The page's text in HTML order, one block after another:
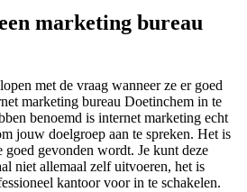
marketing bureau
met de vraag wanneer ze er goed
marketing bureau Doetinchem in te
benoemd is internet marketing echt
jouw doelgroep aan te spreken. Het is
goed gevonden wordt. Je kunt deze
niet allemaal zelf uitvoeren, het is
kantoor voor in te schakelen.